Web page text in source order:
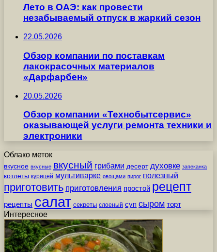
Лето в ОАЭ: как провести
незабываемый отпуск в жаркий сезон
22.05.2026
Обзор компании по поставкам
лакокрасочных материалов
«Дарфарбен»
20.05.2026
Обзор компании «Технобытсервис»
оказывающей услуги ремонта техники и
электроники
Облако меток
вкусное вкусные вкусный грибами десерт духовке запеканка
котлеты курицей мультиварке овощами пирог полезный
приготовить приготовления простой рецепт
рецепты салат секреты слоеный суп сыром торт
Интересное